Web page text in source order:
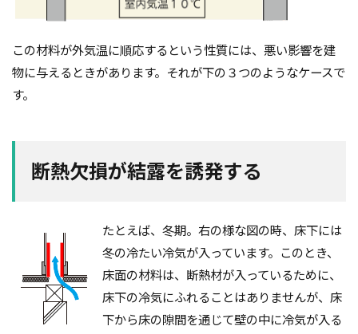
この材料が外気温に順応するという性質には、悪い影響を建
物に与えるときがあります。それが下の３つのようなケースで
す。
断熱欠損が結露を誘発する
たとえば、冬期。右の様な図の時、床下には
冬の冷たい冷気が入っています。このとき、
床面の材料は、断熱材が入っているために、
床下の冷気にふれることはありませんが、床
下から床の隙間を通じて壁の中に冷気が入る
品質
高齢化
検索